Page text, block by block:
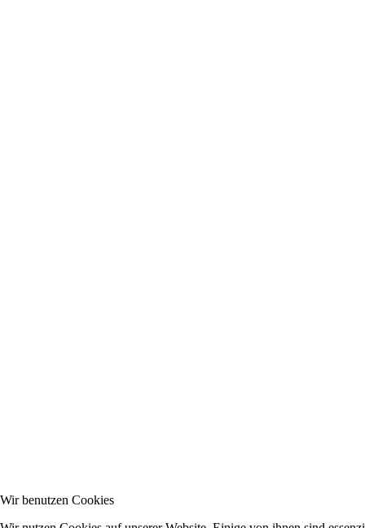
Wir benutzen Cookies